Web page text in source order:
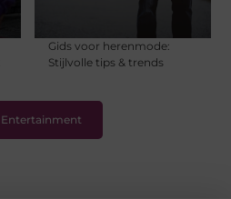
Gids voor herenmode:
Stijlvolle tips & trends
Entertainment